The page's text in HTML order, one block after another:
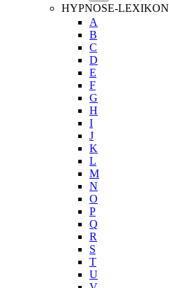
HYPNOSE-LEXIKON
A
B
C
D
E
F
G
H
I
J
K
L
M
N
O
P
Q
R
S
T
U